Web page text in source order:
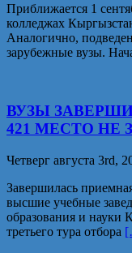
Приближается 1
колледжах
Аналогично,
зарубежные вузы.
ВУЗЫ
421 МЕСТО НЕ
Четверг августа 3rd,
Завершилась
высшие учебные
образования и науки
третьего тура отбора